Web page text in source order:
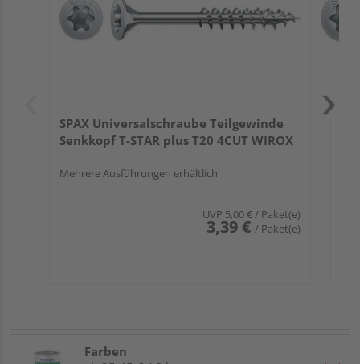
SPAX Universalschraube Teilgewinde
Senkkopf T-STAR plus T20 4CUT WIROX
Mehrere Ausführungen erhältlich
UVP 5,00 €/ Paket(e)
3,39 € / Paket(e)
Farben